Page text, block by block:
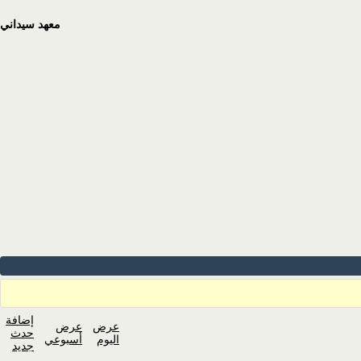
معهد سيداني
عرض
اليوم
عرض
أسبوعي
إضافة
حدث
جديد